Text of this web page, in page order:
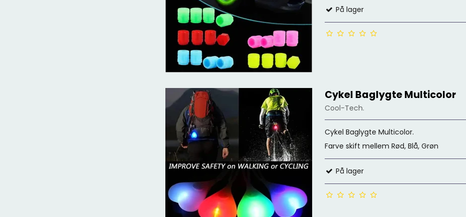
På lager
Cykel Baglygte Multicolor
Cool-Tech.
Cykel Baglygte Multicolor.
Farve skift mellem Rød, Blå, Grøn
På lager